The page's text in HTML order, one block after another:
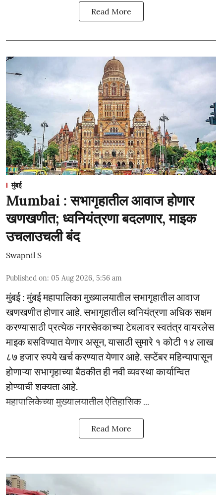
Read More
मुंबई
Mumbai : सभागृहातील आवाज होणार
खणखणीत; ध्वनियंत्रणा बदलणार, माइक
उचलाउचली बंद
Swapnil S
Published on: 05 Aug 2026, 5:56 am
मुंबई : मुंबई महापालिका मुख्यालयातील सभागृहातील आवाज
खणखणीत होणार आहे. सभागृहातील ध्वनियंत्रणा अधिक सक्षम
करण्यासाठी प्रत्येक नगरसेवकाच्या टेबलावर स्वतंत्र वायरलेस
माइक बसविण्यात येणार असून, यासाठी सुमारे १ कोटी १४ लाख
८७ हजार रुपये खर्च करण्यात येणार आहे. सप्टेंबर महिन्यापासून
होणाऱ्या सभागृहाच्या बैठकीत ही नवी व्यवस्था कार्यान्वित
होण्याची शक्यता आहे.
महापालिकेच्या मुख्यालयातील ऐतिहासिक ...
Read More